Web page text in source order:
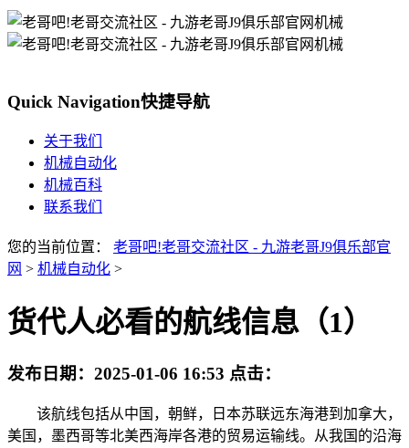
Quick Navigation快捷导航
关于我们
机械自动化
机械百科
联系我们
您的当前位置： 老哥吧!老哥交流社区 - 九游老哥J9俱乐部官
网 > 机械自动化 >
货代人必看的航线信息（1）
发布日期： 2025-01-06 16:53 点击：
该航线包括从中国，朝鲜，日本苏联远东海港到加拿大，
美国，墨西哥等北美西海岸各港的贸易运输线。从我国的沿海